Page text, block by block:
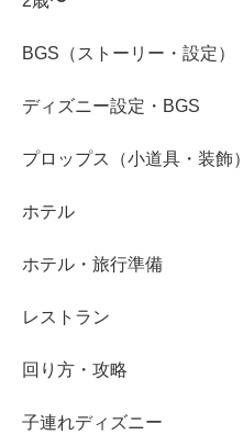
BGS（ストーリー・設定）
ディズニー設定・BGS
プロップス（小道具・装飾）
ホテル
ホテル・旅行準備
レストラン
回り方・攻略
子連れディズニー